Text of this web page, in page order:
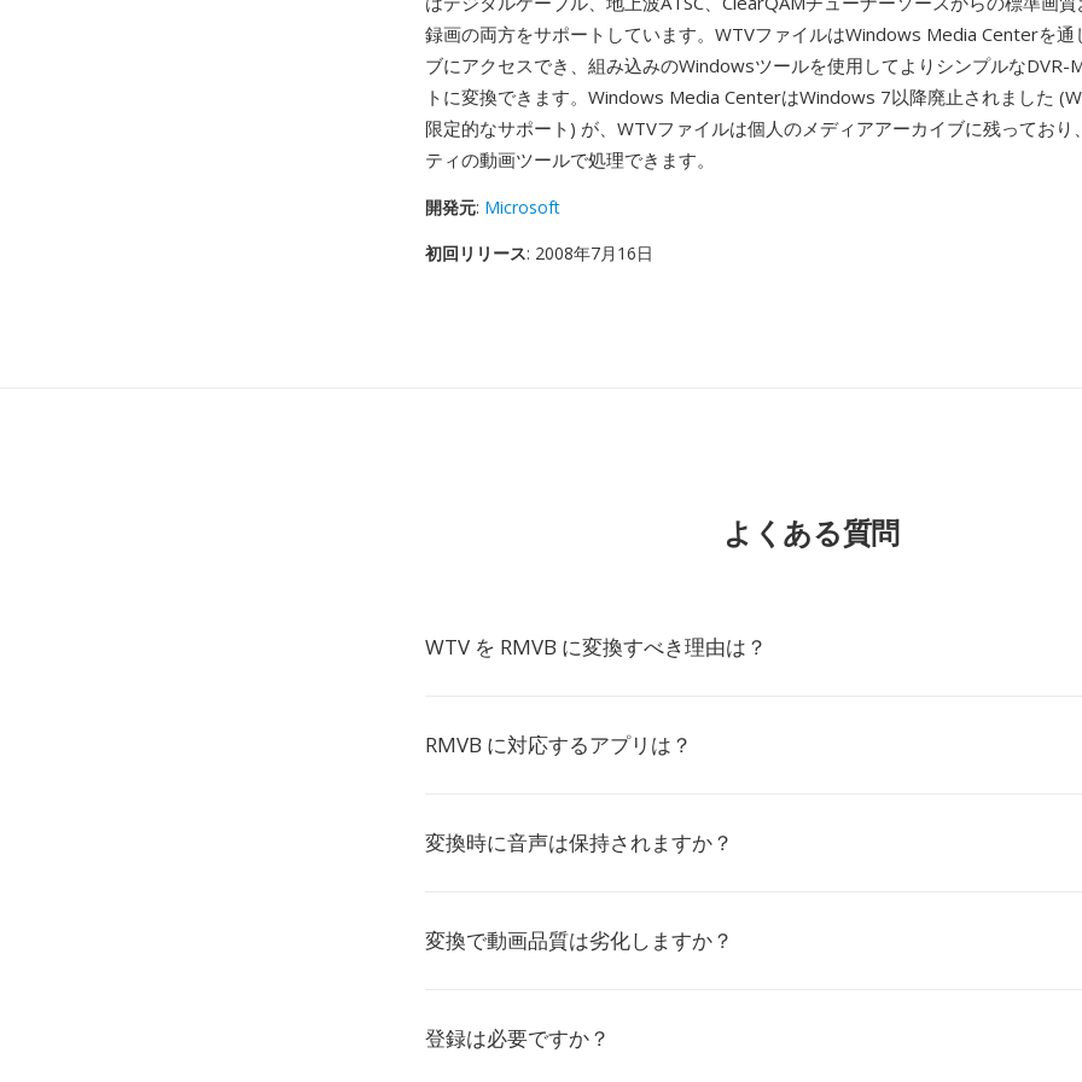
録画の両方をサポートしています。WTVファイルはWindows Media Centerを通
ブにアクセスでき、組み込みのWindowsツールを使用してよりシンプルなDVR-
トに変換できます。Windows Media CenterはWindows 7以降廃止されました
限定的なサポート) が、WTVファイルは個人のメディアアーカイブに残っており
ティの動画ツールで処理できます。
開発元: Microsoft
初回リリース: 2008年7月16日
よくある質問
WTV を RMVB に変換すべき理由は？
RMVB に対応するアプリは？
変換時に音声は保持されますか？
変換で動画品質は劣化しますか？
登録は必要ですか？